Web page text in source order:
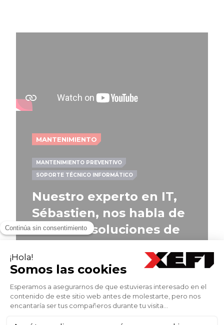
MANTENIMIENTO
MANTENIMIENTO PREVENTIVO
SOPORTE TÉCNICO INFORMÁTICO
Nuestro experto en IT,
Sébastien, nos habla de
nuestras soluciones de
En menos de 2 minutos, descubra en
en mantenimiento sobre las soluciones
propuestas a las PYMES. ¿Por qué es